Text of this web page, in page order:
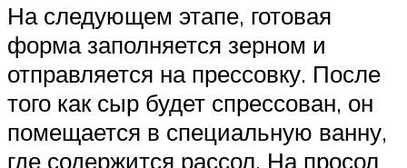
На следующем этапе, готовая
форма заполняется зерном и
отправляется на прессовку. После
того как сыр будет спрессован, он
помещается в специальную ванну,
где содержится рассол. На просол